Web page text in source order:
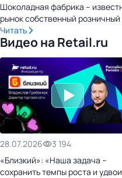
Шоколадная фабрика –
рынок собственный
Читать
Видео на Retail.ru
28.07.2026
3 194
«Близкий»: «Наша задача –
сохранить темпы роста и